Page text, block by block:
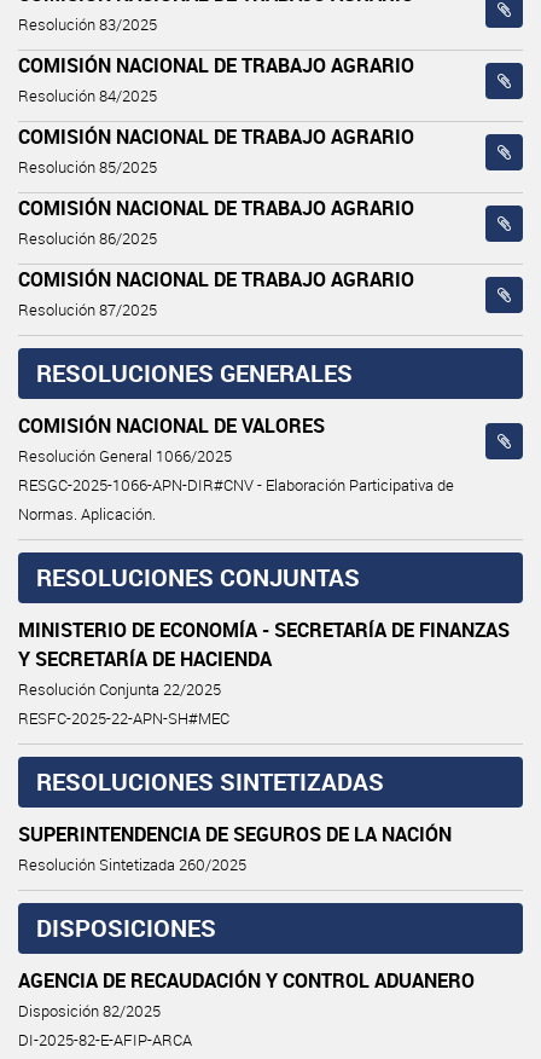
Resolución 83/2025
COMISIÓN NACIONAL DE TRABAJO AGRARIO
Resolución 84/2025
COMISIÓN NACIONAL DE TRABAJO AGRARIO
Resolución 85/2025
COMISIÓN NACIONAL DE TRABAJO AGRARIO
Resolución 86/2025
COMISIÓN NACIONAL DE TRABAJO AGRARIO
Resolución 87/2025
RESOLUCIONES GENERALES
COMISIÓN NACIONAL DE VALORES
Resolución General 1066/2025
RESGC-2025-1066-APN-DIR#CNV - Elaboración Participativa de
Normas. Aplicación.
RESOLUCIONES CONJUNTAS
MINISTERIO DE ECONOMÍA - SECRETARÍA DE FINANZAS
Y SECRETARÍA DE HACIENDA
Resolución Conjunta 22/2025
RESFC-2025-22-APN-SH#MEC
RESOLUCIONES SINTETIZADAS
SUPERINTENDENCIA DE SEGUROS DE LA NACIÓN
Resolución Sintetizada 260/2025
DISPOSICIONES
AGENCIA DE RECAUDACIÓN Y CONTROL ADUANERO
Disposición 82/2025
DI-2025-82-E-AFIP-ARCA